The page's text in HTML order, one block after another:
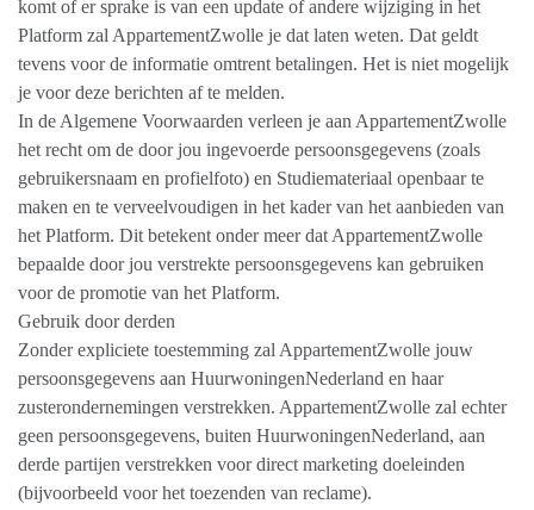
komt of er sprake is van een update of andere wijziging in het
Platform zal AppartementZwolle je dat laten weten. Dat geldt
tevens voor de informatie omtrent betalingen. Het is niet mogelijk
je voor deze berichten af te melden.
In de Algemene Voorwaarden verleen je aan AppartementZwolle
het recht om de door jou ingevoerde persoonsgegevens (zoals
gebruikersnaam en profielfoto) en Studiemateriaal openbaar te
maken en te verveelvoudigen in het kader van het aanbieden van
het Platform. Dit betekent onder meer dat AppartementZwolle
bepaalde door jou verstrekte persoonsgegevens kan gebruiken
voor de promotie van het Platform.
Gebruik door derden
Zonder expliciete toestemming zal AppartementZwolle jouw
persoonsgegevens aan HuurwoningenNederland en haar
zusterondernemingen verstrekken. AppartementZwolle zal echter
geen persoonsgegevens, buiten HuurwoningenNederland, aan
derde partijen verstrekken voor direct marketing doeleinden
(bijvoorbeeld voor het toezenden van reclame).